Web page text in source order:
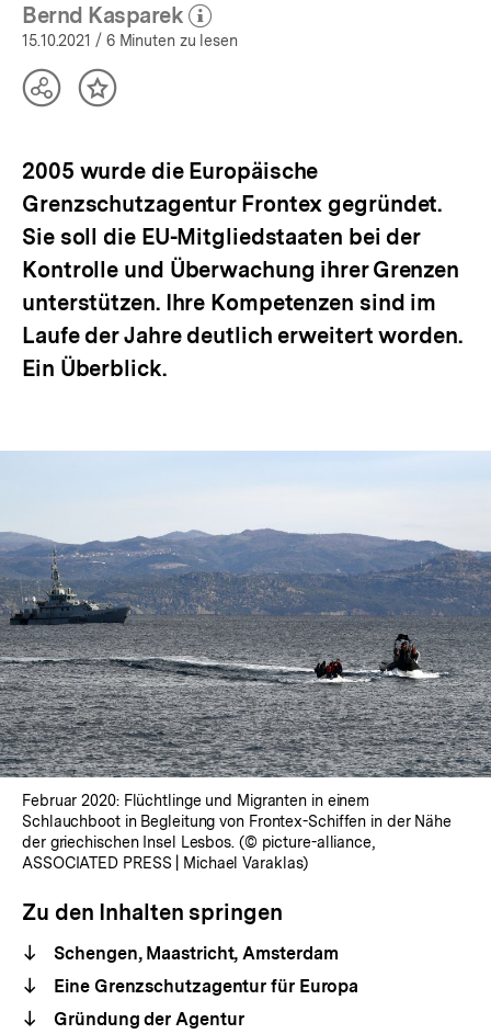
Bernd Kasparek
(Mehr zum Autor)
öffnen
15.10.2021 / 6 Minuten zu lesen
TeilenInhalt
2005 wurde die Europäische
Grenzschutzagentur Frontex gegründet.
Sie soll die EU-Mitgliedstaaten bei der
Kontrolle und Überwachung ihrer Grenzen
unterstützen. Ihre Kompetenzen sind im
Laufe der Jahre deutlich erweitert worden.
Ein Überblick.
Februar 2020: Flüchtlinge und Migranten in einem
Schlauchboot in Begleitung von Frontex-Schiffen in der Nähe
der griechischen Insel Lesbos. (© picture-alliance,
ASSOCIATED PRESS | Michael Varaklas)
Zu den Inhalten springen
Schengen, Maastricht, Amsterdam
Eine Grenzschutzagentur für Europa
Gründung der Agentur